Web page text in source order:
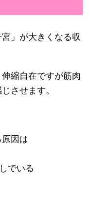
」が大きくなる収
縮自在ですが筋肉
させます。
因は
でいる